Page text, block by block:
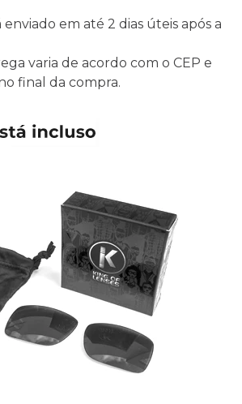
em até 2 dias úteis após a
varia de acordo com o CEP e
final da compra.